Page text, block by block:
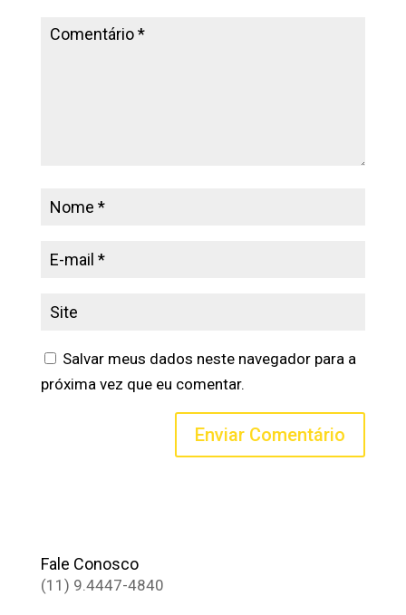
Salvar meus dados neste navegador para a
próxima vez que eu comentar.
Fale Conosco
(11) 9.4447-4840